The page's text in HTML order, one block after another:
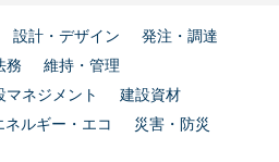
設計・デザイン
発注・調達
務
維持・管理
マネジメント
建設資材
ネルギー・エコ
災害・防災